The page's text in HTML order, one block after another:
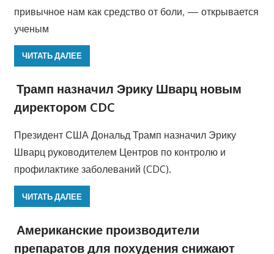
привычное нам как средство от боли, — открывается
ученым
ЧИТАТЬ ДАЛЕЕ
Трамп назначил Эрику Шварц новым
директором CDC
Президент США Дональд Трамп назначил Эрику
Шварц руководителем Центров по контролю и
профилактике заболеваний (CDC).
ЧИТАТЬ ДАЛЕЕ
Американские производители
препаратов для похудения снижают